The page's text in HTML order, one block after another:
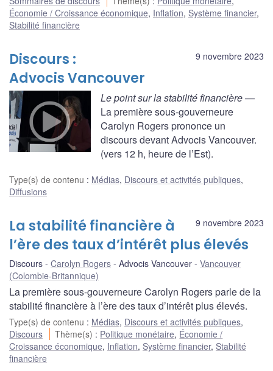
Économie / Croissance économique, Inflation, Système financier,
Stabilité financière
9 novembre 2023
Discours :
Advocis Vancouver
Le point sur la stabilité financière—
La première sous-gouverneure
Carolyn Rogers prononce un
discours devant Advocis Vancouver.
(vers 12 h, heure de l’Est).
Type(s) de contenu : Médias, Discours et activités publiques,
Diffusions
9 novembre 2023
La stabilité financière à
l’ère des taux d’intérêt plus élevés
Discours Carolyn Rogers Advocis Vancouver
Vancouver
(Colombie-Britannique)
La première sous-gouverneure Carolyn Rogers parle de la
stabilité financière à l’ère des taux d’intérêt plus élevés.
Type(s) de contenu : Médias, Discours et activités publiques,
Discours
Thème(s) : Politique monétaire, Économie /
Croissance économique, Inflation, Système financier, Stabilité
financière